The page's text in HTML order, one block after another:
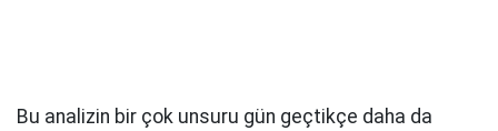
Bu analizin bir çok unsuru gün geçtikçe daha da